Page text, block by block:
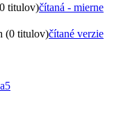
titulov)čítaná - mierne
(0 titulov)čítané verzie
5